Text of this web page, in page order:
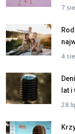
7
4
lat i
28